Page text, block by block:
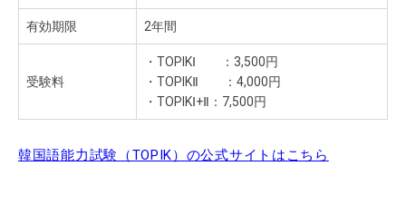
有効期限 2年間
受験料
・TOPIKⅠ ：3,500円
・TOPIKⅡ ：4,000円
・TOPIKⅠ+Ⅱ：7,500円
韓国語能力試験（TOPIK）の公式サイトはこちら